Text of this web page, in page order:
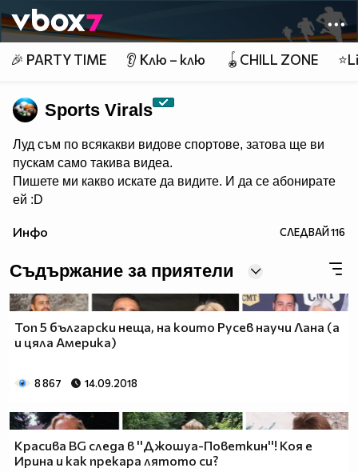
👾
🎉 PARTY TIME 👂 Клю – клю 🪀CHILL ZONE
Sports Virals
Луд съм по всякакви видове спортове, затова ще ви
пускам само такива видеа.
Пишете ми какво искате да видите. И да се абонирате
ей :D
Инфо СЛЕДВАЙ116
Съдържание за приятели
Топ 5 български неща, на които Русев научи Лана (а
и цяла Америка)
8 867 14.09.2018
Красива BG следа в ''Джошуа-Поветкин''! Коя е
Ирина и как прекара лятото си?